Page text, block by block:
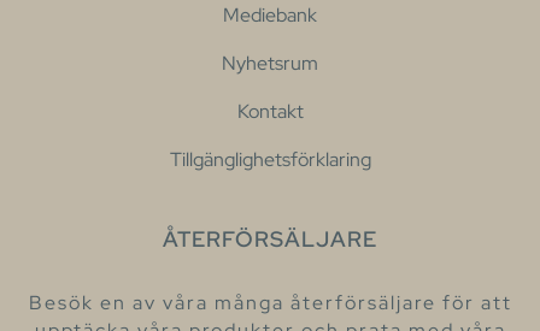
Mediebank
Nyhetsrum
Kontakt
Tillgänglighetsförklaring
ÅTERFÖRSÄLJARE
Besök en av våra många återförsäljare för att